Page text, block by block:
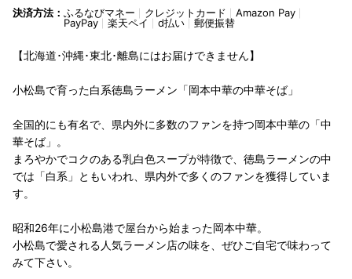
決済方法： ふるなびマネー クレジットカード
Amazon Pay
PayPay
楽天ペイ d払い 郵便振替
【北海道･沖縄･東北･離島にはお届けできません】
小松島で育った白系徳島ラーメン「岡本中華の中華そば」
全国的にも有名で、県内外に多数のファンを持つ岡本中華の「中
華そば」。
まろやかでコクのある乳白色スープが特徴で、徳島ラーメンの中
では「白系」ともいわれ、県内外で多くのファンを獲得していま
す。
昭和26年に小松島港で屋台から始まった岡本中華。
小松島で愛される人気ラーメン店の味を、ぜひご自宅で味わって
みて下さい。